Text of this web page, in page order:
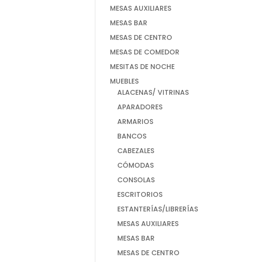
MESAS AUXILIARES
MESAS BAR
MESAS DE CENTRO
MESAS DE COMEDOR
MESITAS DE NOCHE
MUEBLES
ALACENAS/ VITRINAS
APARADORES
ARMARIOS
BANCOS
CABEZALES
CÓMODAS
CONSOLAS
ESCRITORIOS
ESTANTERÍAS/LIBRERÍAS
MESAS AUXILIARES
MESAS BAR
MESAS DE CENTRO